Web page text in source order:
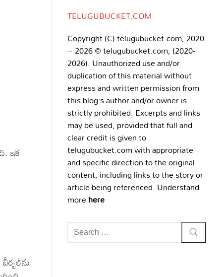
ఇక
TELUGUBUCKET.COM
Copyright (C) telugubucket.com, 2020
– 2026 © telugubucket.com, (2020-
2026). Unauthorized use and/or
duplication of this material without
express and written permission from
this blog’s author and/or owner is
strictly prohibited. Excerpts and links
may be used, provided that full and
clear credit is given to
telugubucket.com with appropriate
and specific direction to the original
content, including links to the story or
article being referenced. Understand
morehere
Search
for: